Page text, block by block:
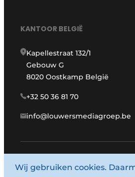
KANTOOR BELGIË
Kapellestraat 132/1
Gebouw G
8020 Oostkamp België
+32 50 36 81 70
info@louwersmediagroep.be
Wij gebruiken cookies.